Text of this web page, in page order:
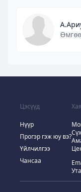
Цэсүүд
Нүүр
Прогэр гэж юу вэ?
Үйлчилгээ
Чансаа